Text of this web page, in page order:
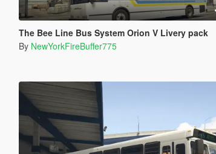
The Bee Line Bus System Orion V Livery pack
By NewYorkFireBuffer775